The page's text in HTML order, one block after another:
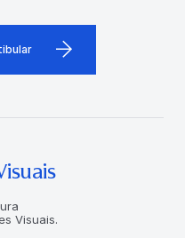
Visuais.